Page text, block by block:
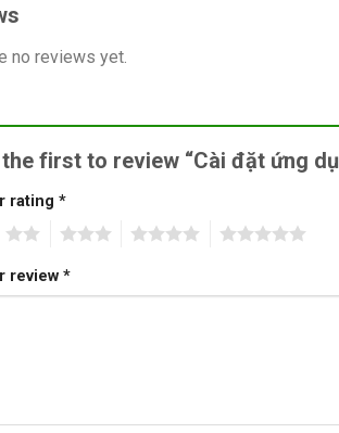
no reviews yet.
the first to review “Cài đặt ứng
rating *
review *